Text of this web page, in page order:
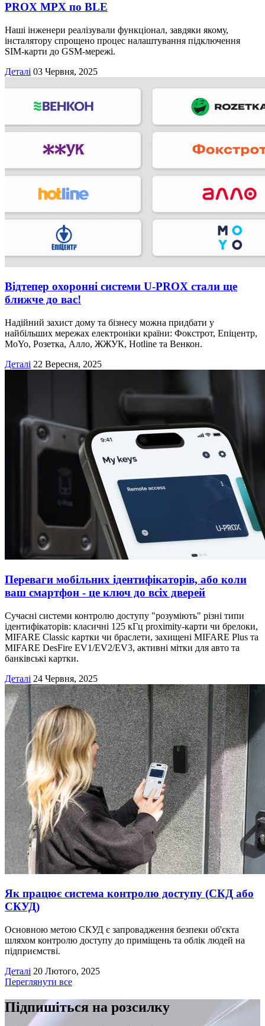
PROX MPX по BLE
Наші інженери реалізували функціонал, завдяки якому,
інсталятору спрощено процес налаштування підключення
SIM-карти до GSM-мережі.
Деталі 03 Червня, 2025
Відтепер охоронні системи U-PROX стали ще
ближче до вас!
Надійний захист дому та бізнесу можна придбати у
найбільших мережах електроніки країни: Фокстрот, Епіцентр,
MoYo, Розетка, Алло, ЖЖУК, Hotline та Венкон.
Деталі 22 Вересня, 2025
Переваги мобільних ідентифікаторів, або коли
ваш смартфон - це ключ до всіх дверей
Сучасні системи контролю доступу "розуміють" різні типи
ідентифікаторів: класичні 125 кГц proximity-карти чи брелоки,
MIFARE Classic картки чи браслети, захищені MIFARE Plus та
MIFARE DesFire EV1/EV2/EV3, активні мітки для авто та
банківські картки.
Деталі 24 Червня, 2025
Як працює система контролю доступу (СКД або
СКУД)
Основною метою СКУД є запровадження безпеки об'єкта
шляхом контролю доступу до приміщень та облік людей на
підприємстві.
Деталі 20 Лютого, 2025
Переглянути все
Підпишіться на розсилку